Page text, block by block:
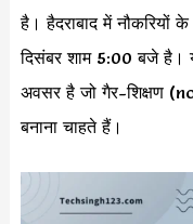
है। हैदराबाद में नौकरियों
दिसंबर शाम 5:00 बजे है।
अवसर है जो गैर-शिक्षण
बनाना चाहते हैं।